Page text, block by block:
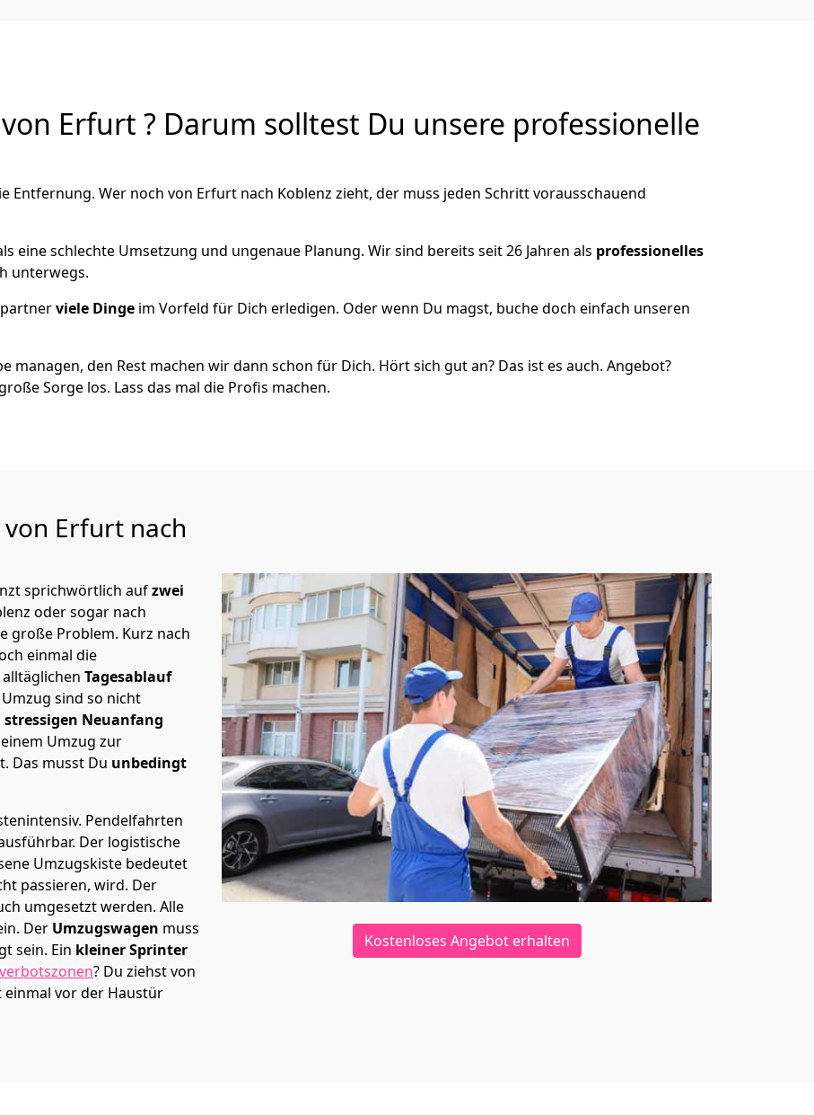
Erfurt ? Darum solltest Du unsere professionelle
Entfernung. Wer noch von Erfurt nach Koblenz zieht, der muss jeden Schritt vorausschauend
eine schlechte Umsetzung und ungenaue Planung. Wir sind bereits seit 26 Jahren als professionelles
unterwegs.
viele Dinge im Vorfeld für Dich erledigen. Oder wenn Du magst, buche doch einfach unseren
managen, den Rest machen wir dann schon für Dich. Hört sich gut an? Das ist es auch. Angebot?
Sorge los. Lass das mal die Profis machen.
Erfurt nach
sprichwörtlich aufzwei
oder sogar nach
große Problem. Kurz nach
einmal die
Tagesablauf
sind so nicht
stressigen Neuanfang
Umzug zur
Das musst Du unbedingt
Pendelfahrten
Der logistische
Umzugskiste bedeutet
passieren, wird. Der
umgesetzt werden. Alle
Der Umzugswagen muss
sein. Ein kleiner Sprinter
? Du ziehst von
vor der Haustür
Kostenloses Angebot erhalten